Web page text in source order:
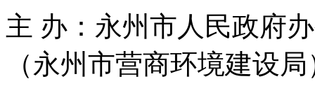
主 办：永州市人民政府
（永州市营商环境建设局